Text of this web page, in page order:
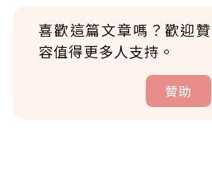
喜歡這篇文章嗎？歡迎
容值得更多人支持。
贊助